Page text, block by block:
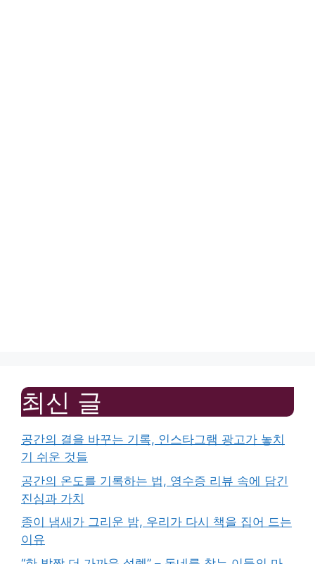
최신 글
공간의 결을 바꾸는 기록, 인스타그램 광고가 놓치
기 쉬운 것들
공간의 온도를 기록하는 법, 영수증 리뷰 속에 담긴
진심과 가치
종이 냄새가 그리운 밤, 우리가 다시 책을 집어 드는
이유